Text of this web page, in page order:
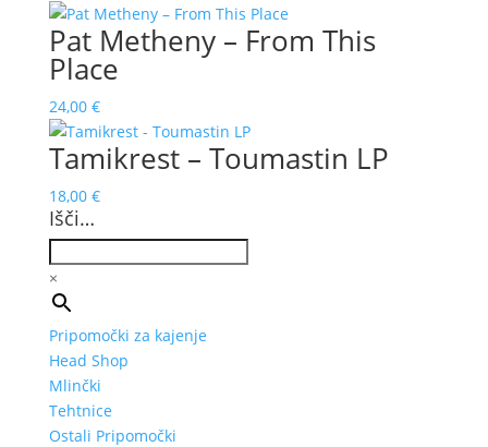
Pat Metheny ‎– From This
Place
24,00 €
Tamikrest – Toumastin LP
18,00 €
Išči…
×
Pripomočki za kajenje
Head Shop
Mlinčki
Tehtnice
Ostali Pripomočki